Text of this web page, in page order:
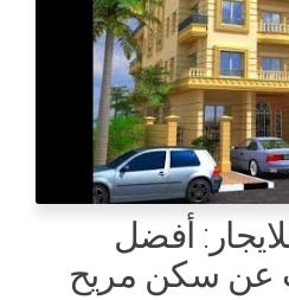
أفضل
عن سكن مريح